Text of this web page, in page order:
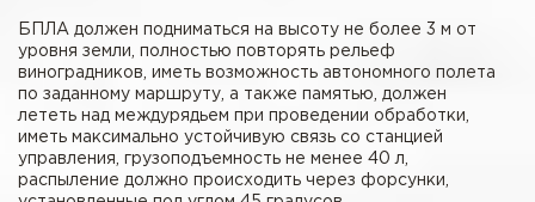
БПЛА должен подниматься на высоту не более 3 м от
уровня земли, полностью повторять рельеф
виноградников, иметь возможность автономного полета
по заданному маршруту, а также памятью, должен
лететь над междурядьем при проведении обработки,
иметь максимально устойчивую связь со станцией
управления, грузоподъемность не менее 40 л,
распыление должно происходить через форсунки,